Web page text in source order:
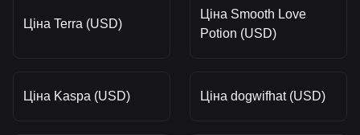
Ціна Terra (USD)
Ціна Smooth Love
Potion (USD)
Ціна Kaspa (USD) Ціна dogwifhat (USD)